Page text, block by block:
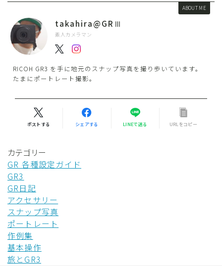
ABOUT ME
takahira@GRⅢ
素人カメラマン
RICOH GR3 を手に地元のスナップ写真を撮り歩いています。
たまにポートレート撮影。
ポストする シェアする LINEで送る URLをコピー
カテゴリー
GR 各種設定ガイド
GR3
GR日記
アクセサリー
スナップ写真
ポートレート
作例集
基本操作
旅とGR3